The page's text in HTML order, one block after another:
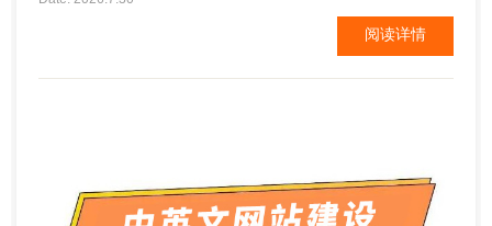
站有更多的转化率。许多电商店主甚至表示，在简化
了网站后，销售额出现了大幅增长。试图通过拉出所
有的花哨的东西来促进销售是很诱人的，但是过于努
力实际上会产生相反的效果...
阅读详情